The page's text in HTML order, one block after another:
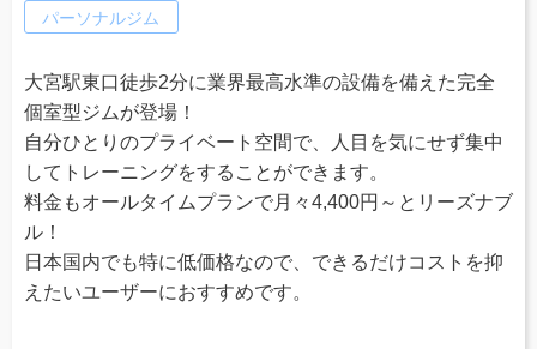
パーソナルジム
大宮駅東口徒歩2分に業界最高水準の設備を備えた完全
個室型ジムが登場！
自分ひとりのプライベート空間で、人目を気にせず集中
してトレーニングをすることができます。
料金もオールタイムプランで月々4,400円～とリーズナブ
ル！
日本国内でも特に低価格なので、できるだけコストを抑
えたいユーザーにおすすめです。